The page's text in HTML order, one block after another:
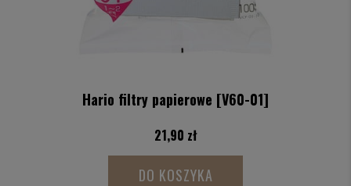
Hario filtry papierowe [V60-01]
21,90 zł
DO KOSZYKA